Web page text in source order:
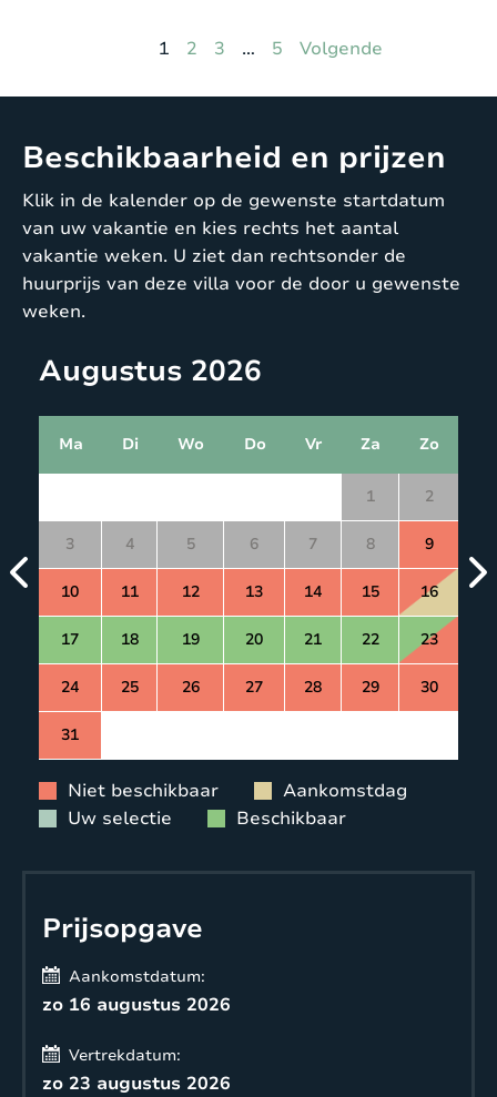
Pagina
1 Pagina
2 Pagina
3 … Pagina
5 Volgende
Beschikbaarheid en prijzen
Klik in de kalender op de gewenste startdatum
van uw vakantie en kies rechts het aantal
vakantie weken. U ziet dan rechtsonder de
huurprijs van deze villa voor de door u gewenste
weken.
Augustus 2026
Ma Di Wo Do Vr Za Zo
1 2
3 4 5 6 7 8 9
10 11 12 13 14 15 16
17 18 19 20 21 22 23
24 25 26 27 28 29 30
31
Niet beschikbaar
Aankomstdag
Uw selectie
Beschikbaar
Prijsopgave
Aankomstdatum:
zo 16 augustus 2026
Vertrekdatum:
zo 23 augustus 2026